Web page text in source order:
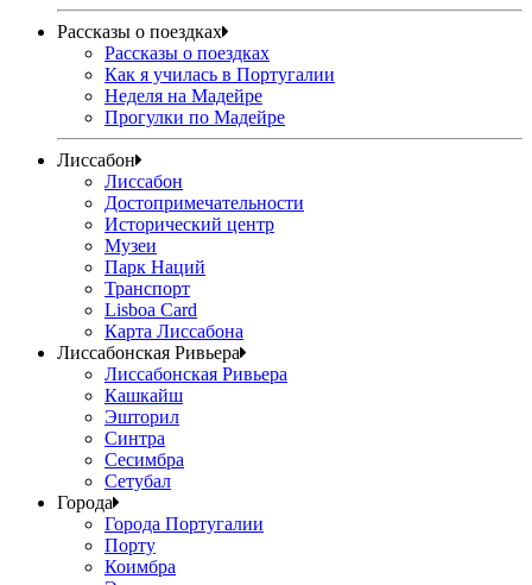
Рассказы о поездках
Рассказы о поездках
Как я училась в Португалии
Неделя на Мадейре
Прогулки по Мадейре
Лиссабон
Лиссабон
Достопримечательности
Исторический центр
Музеи
Парк Наций
Транспорт
Lisboa Card
Карта Лиссабона
Лиссабонская Ривьера
Лиссабонская Ривьера
Кашкайш
Эшторил
Синтра
Сесимбра
Сетубал
Города
Города Португалии
Порту
Коимбра